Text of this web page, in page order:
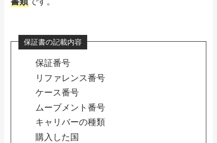
保証書の記載内容
保証番号
リファレンス番号
ケース番号
ムーブメント番号
キャリバーの種類
購入した国